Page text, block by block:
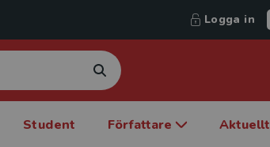
Logga in
Student Författare Aktuellt